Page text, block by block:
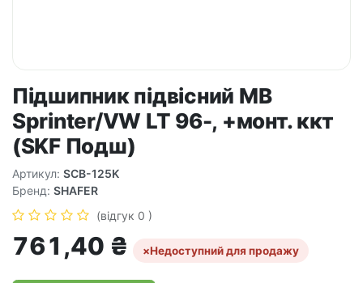
Підшипник підвісний MB
Sprinter/VW LT 96-, +монт. ккт
(SKF Подш)
Артикул: SCB-125K
Бренд: SHAFER
(відгук 0 )
761,40 ₴ ×Недоступний для продажу